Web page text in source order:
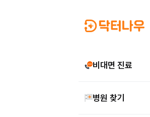
비대면 진료
병원 찾기